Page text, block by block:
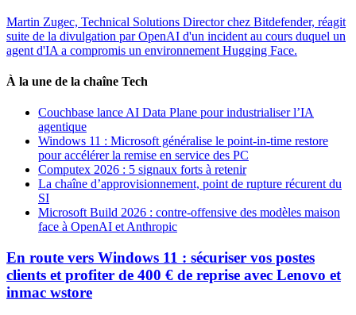
Martin Zugec, Technical Solutions Director chez Bitdefender, réagit
suite de la divulgation par OpenAI d'un incident au cours duquel un
agent d'IA a compromis un environnement Hugging Face.
À la une de la chaîne Tech
Couchbase lance AI Data Plane pour industrialiser l’IA
agentique
Windows 11 : Microsoft généralise le point-in-time restore
pour accélérer la remise en service des PC
Computex 2026 : 5 signaux forts à retenir
La chaîne d’approvisionnement, point de rupture récurent du
SI
Microsoft Build 2026 : contre-offensive des modèles maison
face à OpenAI et Anthropic
En route vers Windows 11 : sécuriser vos postes
clients et profiter de 400 € de reprise avec Lenovo et
inmac wstore